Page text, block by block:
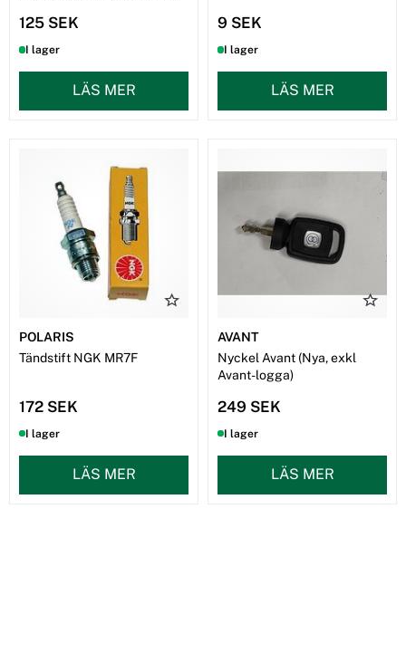
125 SEK
I lager
LÄS MER
9 SEK
I lager
LÄS MER
POLARIS
Tändstift NGK MR7F
172 SEK
I lager
LÄS MER
AVANT
Nyckel Avant (Nya, exkl
Avant-logga)
249 SEK
I lager
LÄS MER